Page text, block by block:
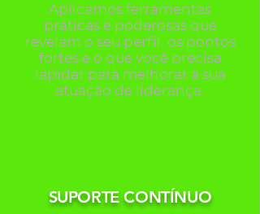
Aplicamos ferramentas
práticas e poderosas que
revelam o seu perfil, os pontos
fortes e o que você precisa
lapidar para melhorar a sua
atuação de liderança.
SUPORTE CONTÍNUO